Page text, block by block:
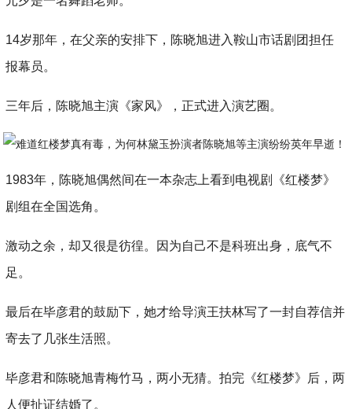
14岁那年，在父亲的安排下，陈晓旭进入鞍山市话剧团担任
报幕员。
三年后，陈晓旭主演《家风》，正式进入演艺圈。
1983年，陈晓旭偶然间在一本杂志上看到电视剧《红楼梦》
剧组在全国选角。
激动之余，却又很是彷徨。因为自己不是科班出身，底气不
足。
最后在毕彦君的鼓励下，她才给导演王扶林写了一封自荐信并
寄去了几张生活照。
毕彦君和陈晓旭青梅竹马，两小无猜。拍完《红楼梦》后，两
人便扯证结婚了。